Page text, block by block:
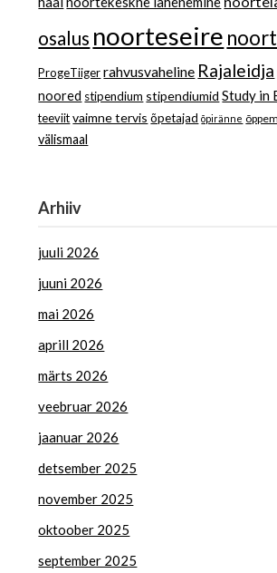
osalus noorteseire
ProgeTiiger rahvusvaheline Rajaleidja
noored stipendium stipendiumid Study in
teeviit vaimne tervis õpetajad õpiränne
välismaal
Arhiiv
juuli 2026
juuni 2026
mai 2026
aprill 2026
märts 2026
veebruar 2026
jaanuar 2026
detsember 2025
november 2025
oktoober 2025
september 2025